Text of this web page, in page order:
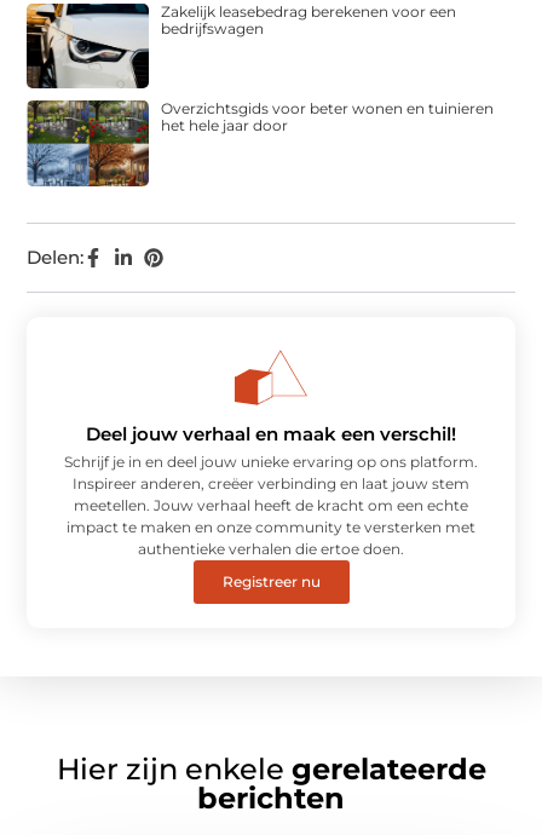
Delen:
Zakelijk leasebedrag berekenen voor een
bedrijfswagen
Overzichtsgids voor beter wonen en tuinieren
het hele jaar door
Deel jouw verhaal en maak een verschil!
Schrijf je in en deel jouw unieke ervaring op ons platform.
Inspireer anderen, creëer verbinding en laat jouw stem
meetellen. Jouw verhaal heeft de kracht om een echte
impact te maken en onze community te versterken met
authentieke verhalen die ertoe doen.
Registreer nu
Hier zijn enkele gerelateerde
berichten